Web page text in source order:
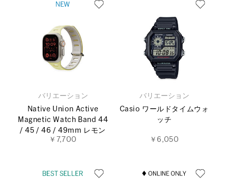
バリエーション
Native Union Active
Magnetic Watch Band 44
/ 45 / 46 / 49mm レモン
￥7,700
バリエーション
Casio ワールドタイムウォ
ッチ
￥6,050